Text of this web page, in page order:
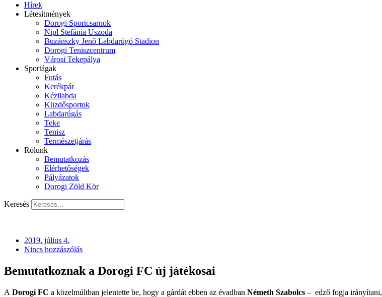
Hírek
Létesítmények
Dorogi Sportcsarnok
Nipl Stefánia Uszoda
Buzánszky Jenő Labdarúgó Stadion
Dorogi Teniszcentrum
Városi Tekepálya
Sportágak
Futás
Kerékpár
Kézilabda
Küzdősportok
Labdarúgás
Teke
Tenisz
Természetjárás
Rólunk
Bemutatkozás
Elérhetőségek
Pályázatok
Dorogi Zöld Kör
Keresés
2019. július 4.
Nincs hozzászólás
Bemutatkoznak a Dorogi FC új játékosai
A Dorogi FC a közelmúltban jelentette be, hogy a gárdát ebben az évadban Németh Szabolcs – edző fogja irányítani,